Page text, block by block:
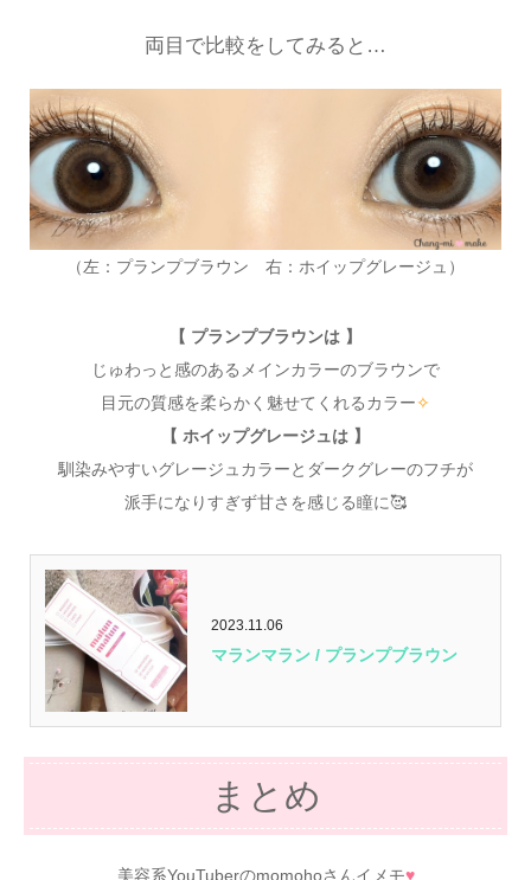
両目で比較をしてみると…
（左：プランプブラウン 右：ホイップグレージュ）
【 プランプブラウンは 】
じゅわっと感のあるメインカラーのブラウンで
目元の質感を柔らかく魅せてくれるカラー✧
【 ホイップグレージュは 】
馴染みやすいグレージュカラーとダークグレーのフチが
派手になりすぎず甘さを感じる瞳に🥰
2023.11.06
マランマラン / プランプブラウン
まとめ
美容系YouTuberのmomohoさんイメモ♥